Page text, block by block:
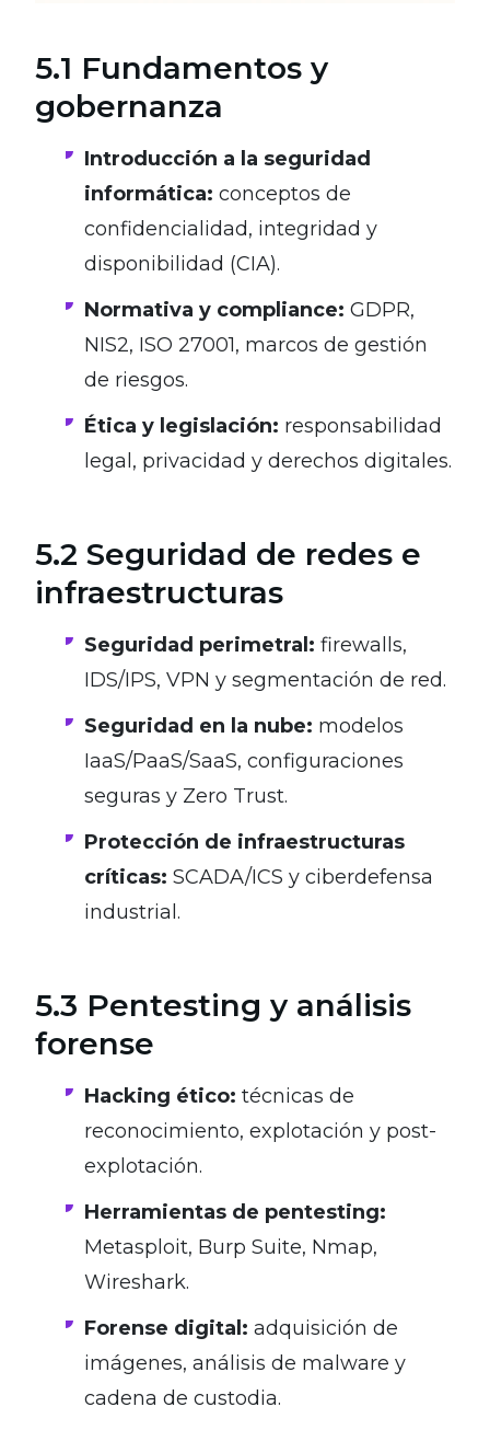
5.1 Fundamentos y
gobernanza
Introducción a la seguridad
informática: conceptos de
confidencialidad, integridad y
disponibilidad (CIA).
Normativa y compliance: GDPR,
NIS2, ISO 27001, marcos de gestión
de riesgos.
Ética y legislación: responsabilidad
legal, privacidad y derechos digitales.
5.2 Seguridad de redes e
infraestructuras
Seguridad perimetral: firewalls,
IDS/IPS, VPN y segmentación de red.
Seguridad en la nube: modelos
IaaS/PaaS/SaaS, configuraciones
seguras y Zero Trust.
Protección de infraestructuras
críticas: SCADA/ICS y ciberdefensa
industrial.
5.3 Pentesting y análisis
forense
Hacking ético: técnicas de
reconocimiento, explotación y post-
explotación.
Herramientas de pentesting:
Metasploit, Burp Suite, Nmap,
Wireshark.
Forense digital: adquisición de
imágenes, análisis de malware y
cadena de custodia.